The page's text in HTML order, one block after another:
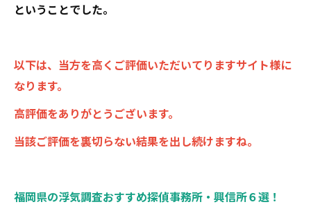
ということでした。
以下は、当方を高くご評価いただいてりますサイト様に
なります。
高評価をありがとうございます。
当該ご評価を裏切らない結果を出し続けますね。
福岡県の浮気調査おすすめ探偵事務所・興信所６選！